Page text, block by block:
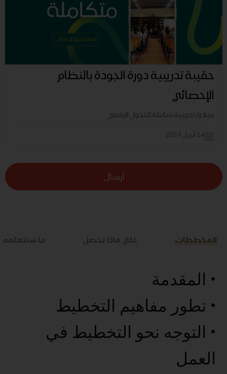
حقيبة تدريبية دورة الجودة بالنظام
الإحصائي
مبادرة تدريبية شاملة للتحول الرقمي
14 أبريل 2024
ارسال
المخططات علي ماذا تحصل ما ستتعلمه
• المقدمة
• تطور مفاهيم التخطيط
• التوجه نحو التخطيط في
العمل